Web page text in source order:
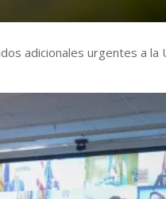
adicionales urgentes a la